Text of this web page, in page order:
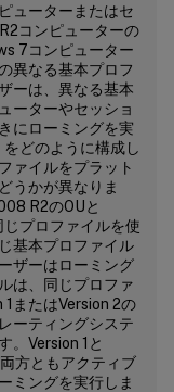
ューターまたはセ
コンピューターの
7コンピューター
異なる基本プロフ
ーは、異なる基本
ーターやセッショ
にローミングを実
どのように構成し
ァイルをプラット
うかが異なりま
R2のOUと
プロファイルを使
基本プロファイル
ザーはローミング
は、同じプロファ
1またはVersion 2の
ーティングシステ
。Version 1と
方ともアクティブ
ミングを実行しま